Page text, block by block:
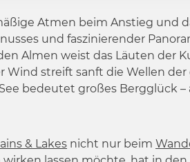
Atmen beim Anstieg und
und faszinierender
Almen weist das Läuten der
streift sanft die Wellen
bedeutet großes Bergglück
& Lakes nicht nur beim